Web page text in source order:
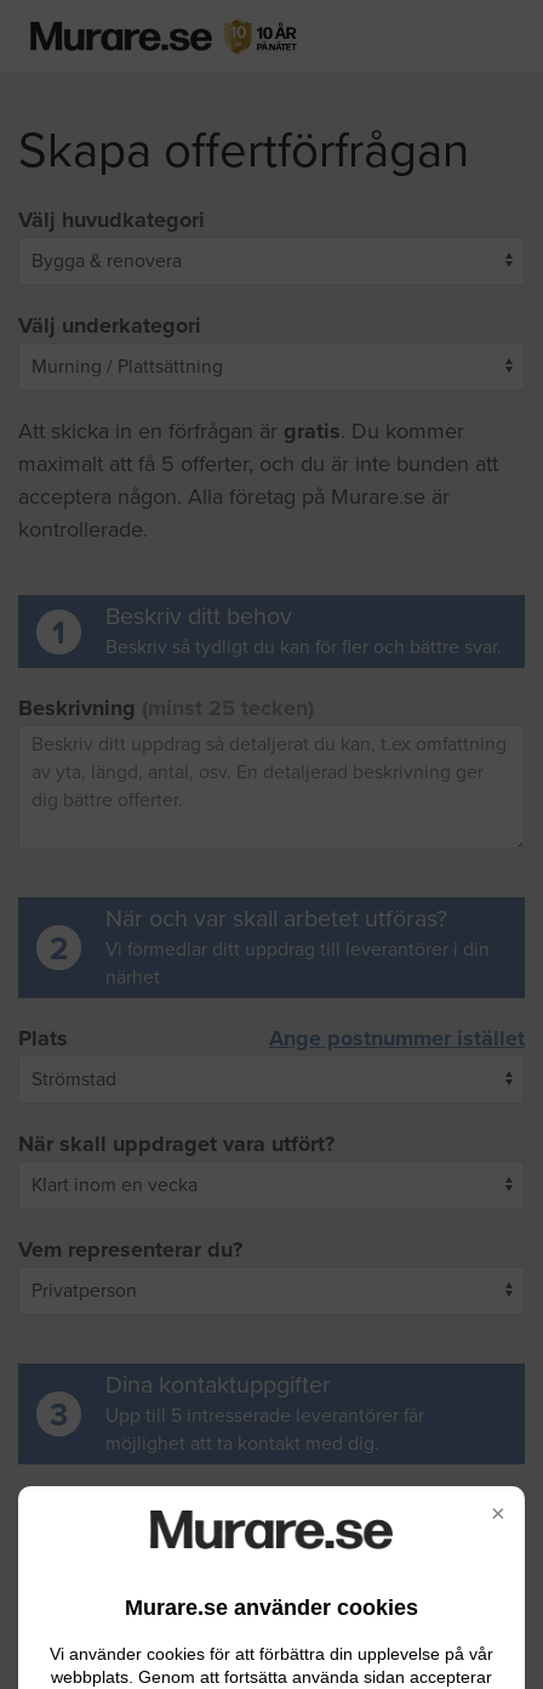
×
Murare.se använder cookies
Vi använder cookies för att förbättra din upplevelse på vår
webbplats. Genom att fortsätta använda sidan accepterar
Skapa offertförfrågan
Välj huvudkategori
Välj underkategori
Att skicka in en förfrågan är gratis. Du kommer
maximalt att få 5 offerter, och du är inte bunden att
acceptera någon. Alla företag på Murare.se är
kontrollerade.
1 Beskriv ditt behov
Beskriv så tydligt du kan för fler och bättre svar.
Beskrivning
2
När och var skall arbetet utföras?
Vi förmedlar ditt uppdrag till leverantörer i din
närhet
Plats Ange postnummer istället
När skall uppdraget vara utfört?
Vem representerar du?
3
Dina kontaktuppgifter
Upp till 5 intresserade leverantörer får
möjlighet att ta kontakt med dig.
Ditt för- och efternamn
Din e-postadress